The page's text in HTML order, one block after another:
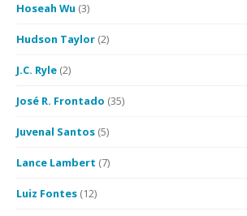
Hoseah Wu (3)
Hudson Taylor (2)
J.C. Ryle (2)
José R. Frontado (35)
Juvenal Santos (5)
Lance Lambert (7)
Luiz Fontes (12)